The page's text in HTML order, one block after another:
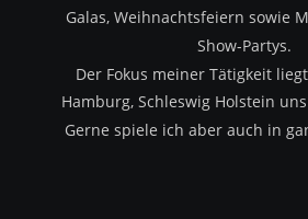
Galas, Weihnachtsfeiern sowie
Show-Partys.
Der Fokus meiner Tätigkeit
Hamburg, Schleswig Holstein
Gerne spiele ich aber auch in